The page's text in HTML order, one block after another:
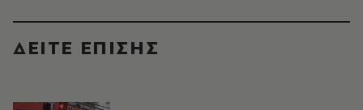
ΔΕΙΤΕ ΕΠΙΣΗΣ